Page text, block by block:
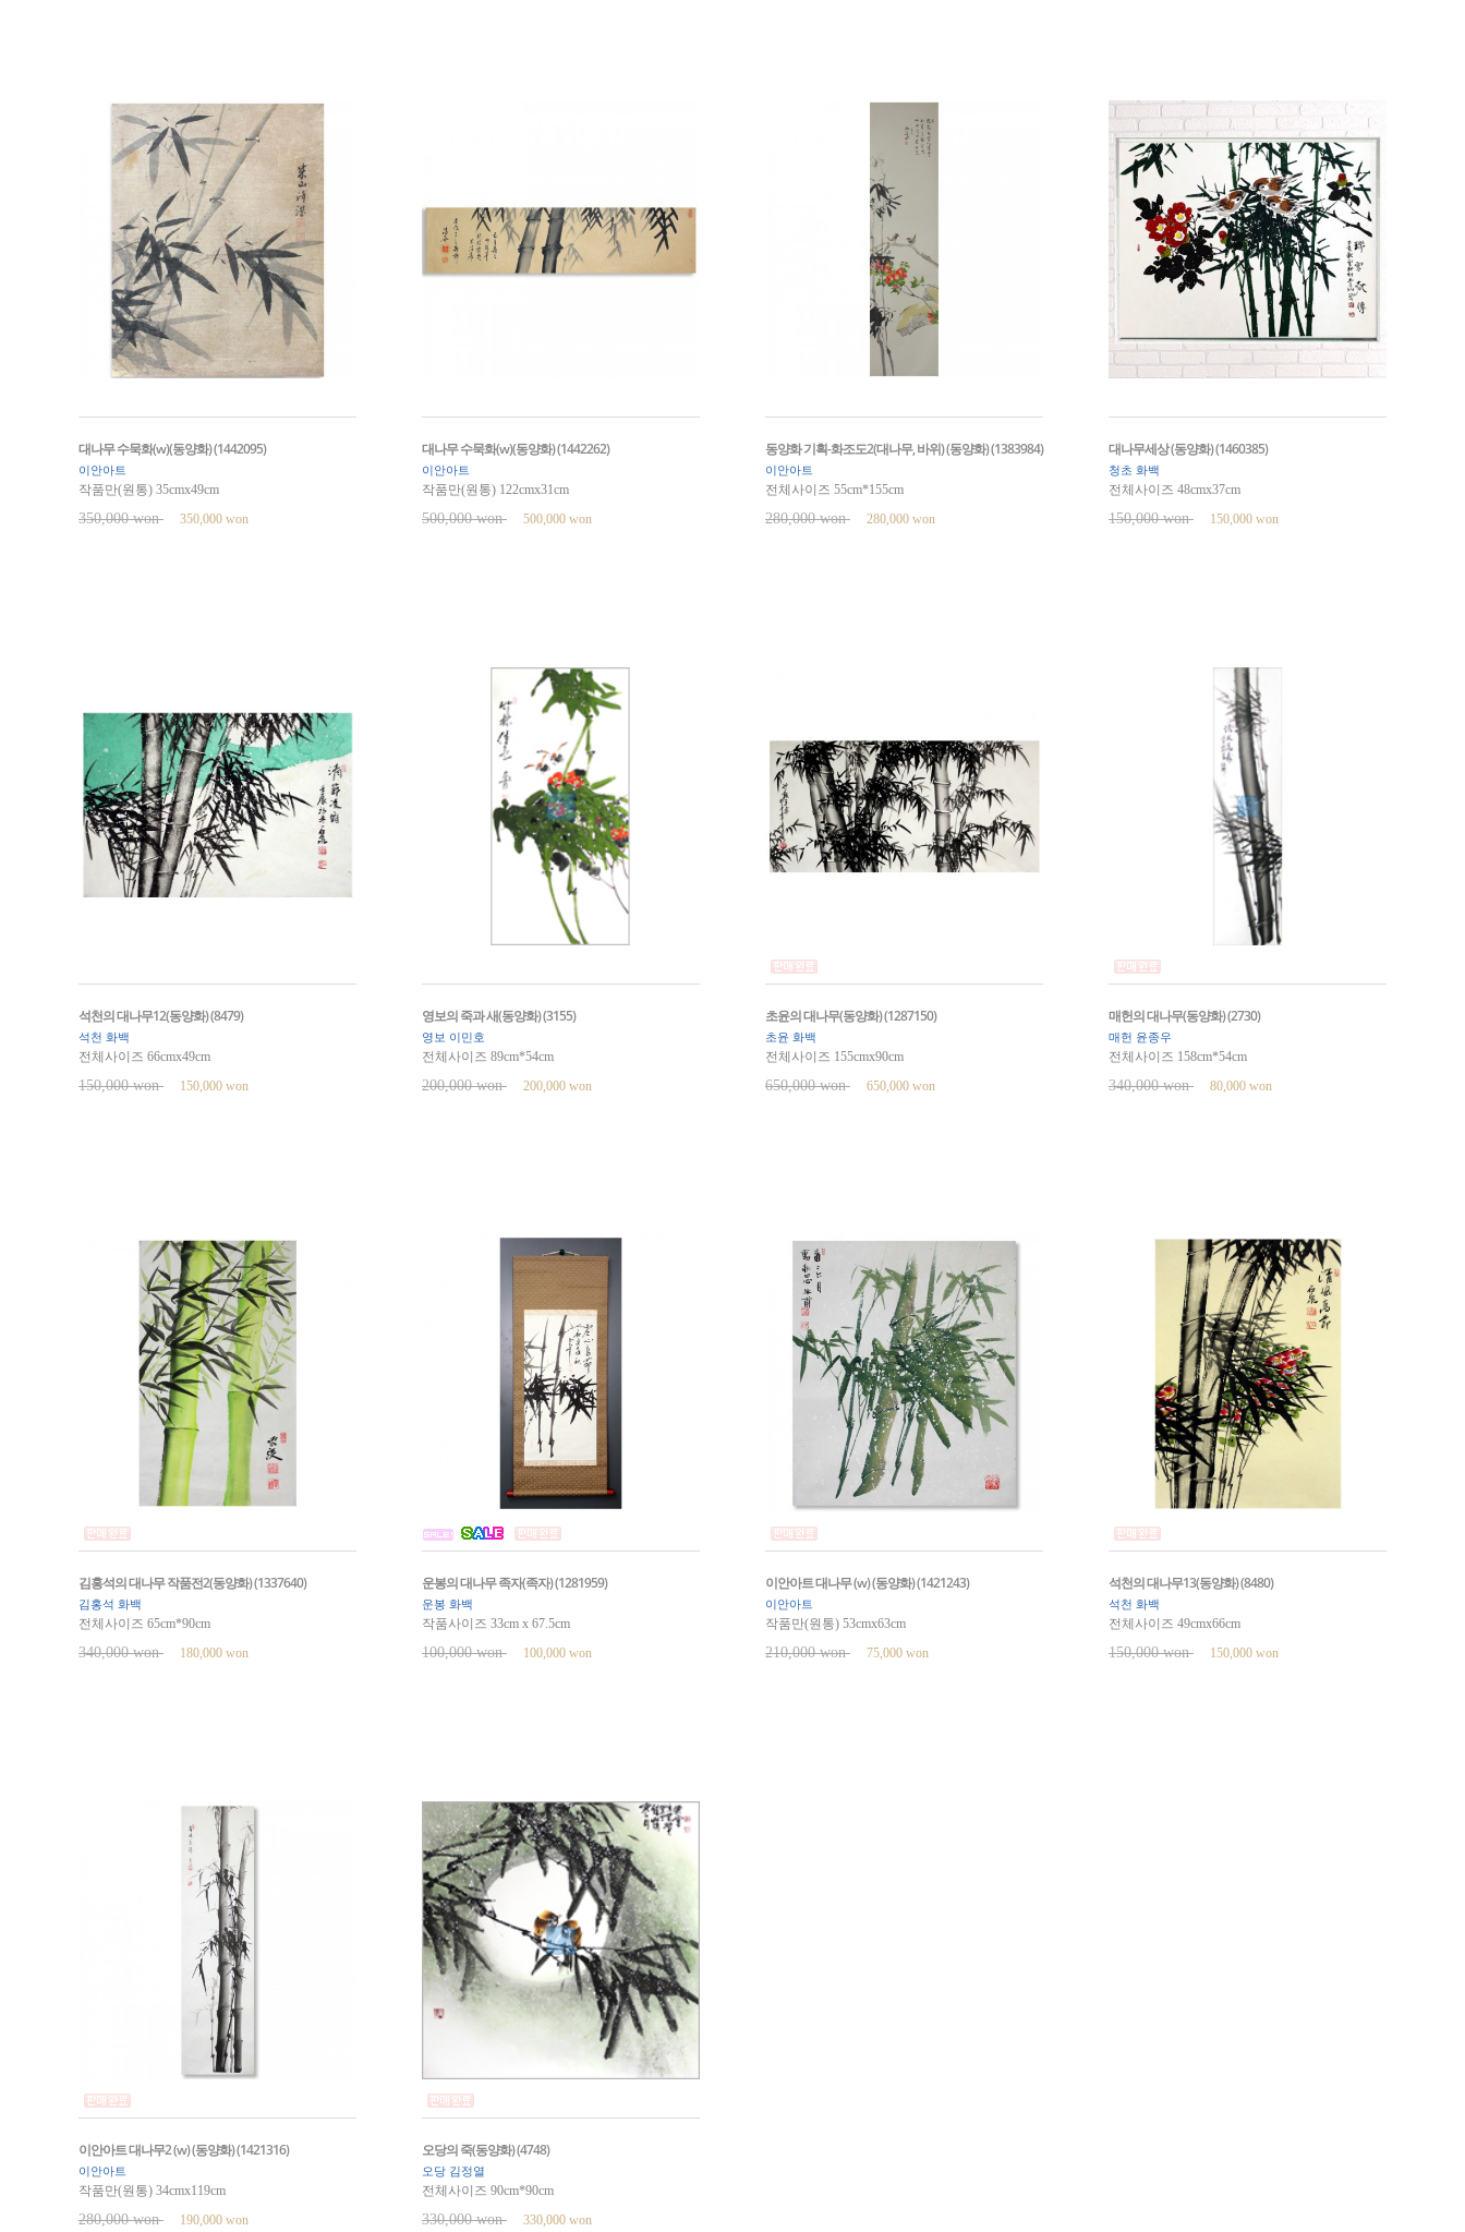
대나무 수묵화(w)(동양화) (1442095)
이안아트
작품만(원통) 35cmx49cm
350,000 won 350,000 won
대나무 수묵화(w)(동양화) (1442262)
이안아트
작품만(원통) 122cmx31cm
500,000 won 500,000 won
동양화 기획-화조도2(대나무, 바위) (동양화) (1383984)
이안아트
전체사이즈 55cm*155cm
280,000 won 280,000 won
대나무세상 (동양화) (1460385)
청초 화백
전체사이즈 48cmx37cm
150,000 won 150,000 won
석천의 대나무12(동양화) (8479)
석천 화백
전체사이즈 66cmx49cm
150,000 won 150,000 won
영보의 죽과 새(동양화) (3155)
영보 이민호
전체사이즈 89cm*54cm
200,000 won 200,000 won
초윤의 대나무(동양화) (1287150)
초윤 화백
전체사이즈 155cmx90cm
650,000 won 650,000 won
매헌의 대나무(동양화) (2730)
매헌 윤종우
전체사이즈 158cm*54cm
340,000 won 80,000 won
김홍석의 대나무 작품전2(동양화) (1337640)
김홍석 화백
전체사이즈 65cm*90cm
340,000 won 180,000 won
운봉의 대나무 족자(족자) (1281959)
운봉 화백
작품사이즈 33cm x 67.5cm
100,000 won 100,000 won
이안아트 대나무 (w) (동양화) (1421243)
이안아트
작품만(원통) 53cmx63cm
210,000 won 75,000 won
석천의 대나무13(동양화) (8480)
석천 화백
전체사이즈 49cmx66cm
150,000 won 150,000 won
이안아트 대나무2 (w) (동양화) (1421316)
이안아트
작품만(원통) 34cmx119cm
280,000 won 190,000 won
오당의 죽(동양화) (4748)
오당 김정열
전체사이즈 90cm*90cm
330,000 won 330,000 won